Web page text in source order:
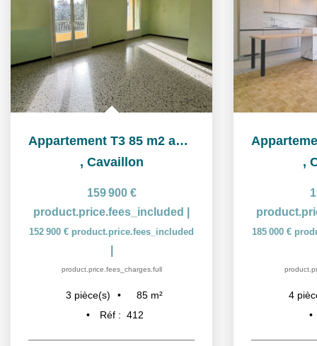
Appartement T3 85 m2 avec balcon 20m² et garage
, Cavaillon
159 900 €
product.price.fees_included
152 900 € product.price.fees_included
product.price.fees_charges.full
3 pièce(s) 85 m²
Réf : 412
,
185 000 €
4